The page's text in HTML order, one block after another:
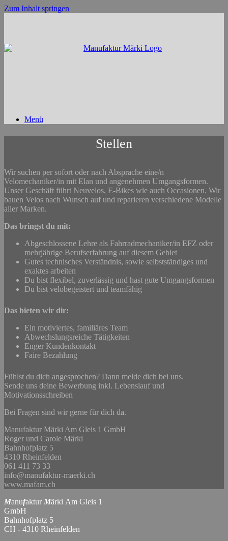
Zum Inhalt springen
Menü
Stellen
Wir suchen per sofort oder nach Absprache eine/n
Velomechaniker/in mit Elan und angenehmen Umgangsformen.
Unser Geschäft führt Neuvelos, E-Bikes wie auch Occasionen. Wir
bauen Velos nach Wunsch auf und reparieren verschiedene Modelle
aller Marken.
Das bringst du mit:
Abgeschlossene Lehre als Fahrradmechaniker/in EFZ oder
mehrjährige Berufserfahrung auf diesem Gebiet
Gutes technisches Verständnis, sowie selbstständiges und
exaktes arbeiten
Du bist flexibel, zuverlässig und hast gute Umgangsformen
Du bist velobegeistert und teamfähig
Das bieten wir dir:
Ein motiviertes, familiäres Team
Abwechslungsreiche Tätigkeiten
Enger Kundenkontakt
Faire Bezahlung
Fühlst du dich angesprochen? Dann melde dich bei uns.
Sende uns deine Bewerbung inkl. Lebenslauf und
Motivationsschreiben
Bei Fragen sind wir gerne für dich da.
Manufaktur Märki Am Gleis 1 GmbH
Roger und Carole Märki
Bahnhofplatz 5
4310 Rheinfelden
061 411 73 33
info@manufaktur-maerki.ch
www.mafam.ch
Manufaktur Märki Am Gleis 1
GmbH
Bahnhofplatz 5
CH - 4310 Rheinfelden